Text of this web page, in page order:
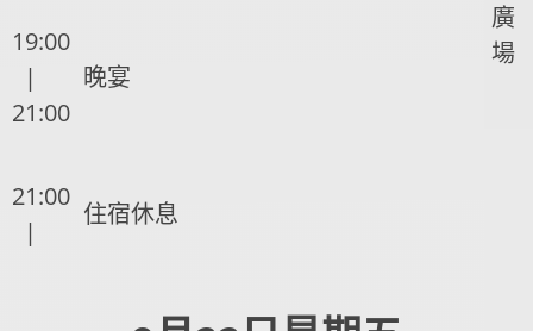
廣
場
19:00
|
21:00
晚宴
21:00
|
住宿休息